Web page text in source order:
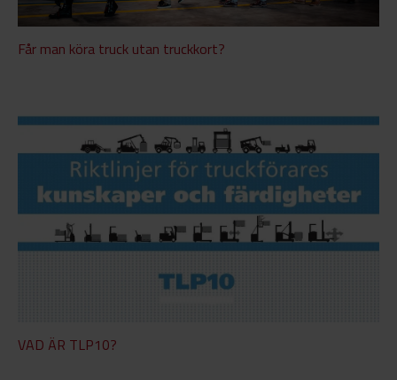
Får man köra truck utan truckkort?
VAD ÄR TLP10?